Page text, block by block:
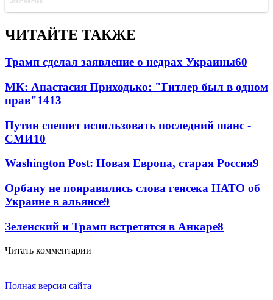
ЧИТАЙТЕ ТАКЖЕ
Трамп сделал заявление о недрах Украины60
МК: Анастасия Приходько: "Гитлер был в одном
прав"1413
Путин спешит использовать последний шанс -
СМИ10
Washington Post: Новая Европа, старая Россия9
Орбану не понравились слова генсека НАТО об
Украине в альянсе9
Зеленский и Трамп встретятся в Анкаре8
Читать комментарии
Полная версия сайта